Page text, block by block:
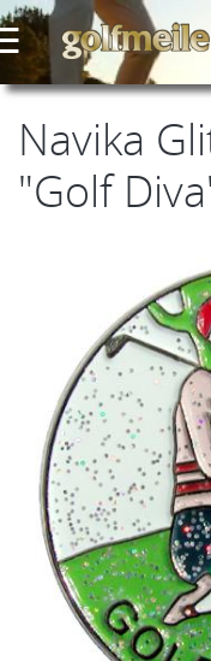
Navika
"Golf